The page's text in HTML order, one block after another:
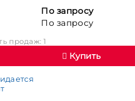
По запросу
По запросу
продаж: 1
Купить